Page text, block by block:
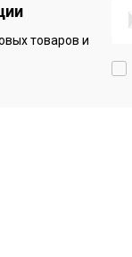
товаров и